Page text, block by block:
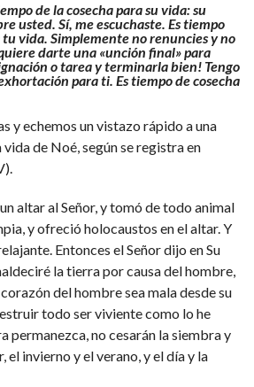
de la cosecha para su vida: su
usted. Sí, me escuchaste. Es tiempo
tu vida. Simplemente no renuncies y no
darte una «unción final» para
o tarea y terminarla bien! Tengo
para ti. Es tiempo de cosecha
y echemos un vistazo rápido a una
de Noé, según se registra en
altar al Señor, y tomó de todo animal
y ofreció holocaustos en el altar. Y
Entonces el Señor dijo en Su
la tierra por causa del hombre,
del hombre sea mala desde su
todo ser viviente como lo he
permanezca, no cesarán la siembra y
el invierno y el verano, y el día y la